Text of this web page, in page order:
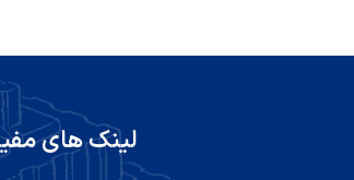
لینک های